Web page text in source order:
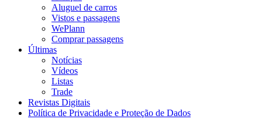
Aluguel de carros
Vistos e passagens
WePlann
Comprar passagens
Últimas
Notícias
Vídeos
Listas
Trade
Revistas Digitais
Política de Privacidade e Proteção de Dados